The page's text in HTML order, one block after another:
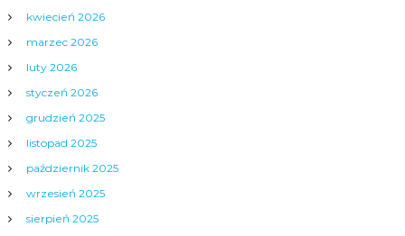
kwiecień 2026
marzec 2026
luty 2026
styczeń 2026
grudzień 2025
listopad 2025
październik 2025
wrzesień 2025
sierpień 2025